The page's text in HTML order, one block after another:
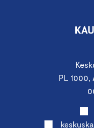
PL 1000,